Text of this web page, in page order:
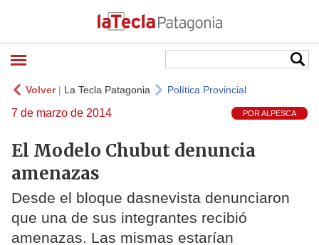
Volver| La Tecla Patagonia Política Provincial
7 de marzo de 2014 POR ALPESCA
El Modelo Chubut denuncia
amenazas
Desde el bloque dasnevista denunciaron
que una de sus integrantes recibió
amenazas. Las mismas estarían